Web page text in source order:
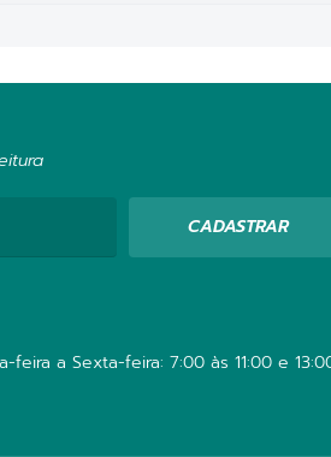
CADASTRAR
a Sexta-feira: 7:00 às 11:00 e